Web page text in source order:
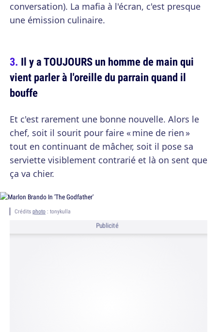
conversation). La mafia à l'écran, c'est presque
une émission culinaire.
Il y a TOUJOURS un homme de main qui
vient parler à l'oreille du parrain quand il
bouffe
Et c'est rarement une bonne nouvelle. Alors le
chef, soit il sourit pour faire « mine de rien »
tout en continuant de mâcher, soit il pose sa
serviette visiblement contrarié et là on sent que
ça va chier.
Crédits photo : tonykulla
Publicité